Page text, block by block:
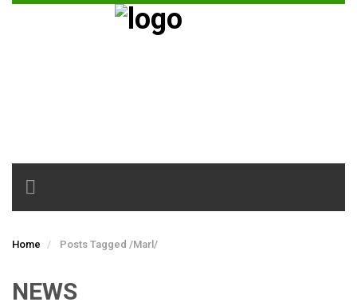
Toggle
navigation
Home Posts Tagged /Marl/
NEWS